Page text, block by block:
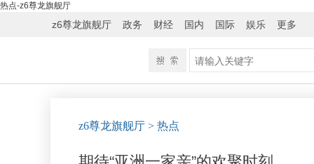
热点-z6尊龙旗舰厅
z6尊龙旗舰厅 政务 财经 国内 国际 娱乐 更多
z6尊龙旗舰厅 > 热点